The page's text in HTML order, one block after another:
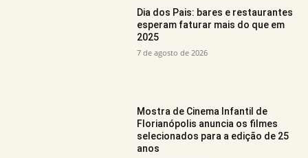
Dia dos Pais: bares e restaurantes
esperam faturar mais do que em
2025
7 de agosto de 2026
Mostra de Cinema Infantil de
Florianópolis anuncia os filmes
selecionados para a edição de 25
anos